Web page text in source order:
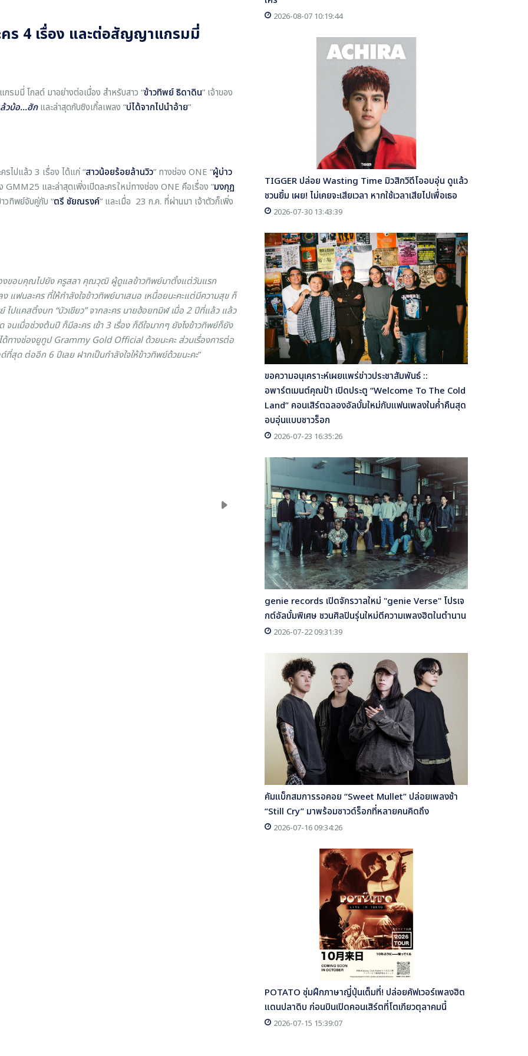
ร 4 เรื่อง และต่อสัญญาแกรมมี่
รมมี่ โกลด์ มาอย่างต่อเนื่อง สำหรับสาว “ข้าวทิพย์ ธิดาดิน” เจ้าของ
วบ้อ...ฮักและล่าสุดกับซิงเกิ้ลเพลง “บ่ได้จากไปนำอ้าย”
ไปแล้ว 3 เรื่อง ได้แก่ “สาวน้อยร้อยล้านวิว” ทางช่อง ONE “ผู้บ่าว
GMM25 และล่าสุดเพิ่งเปิดละครใหม่ทางช่อง ONE คือเรื่อง “มงกุฏ
วทิพย์จับคู่กับ “ตรี ชัยณรงค์” และเมื่อ 23 ก.ค. ที่ผ่านมา เจ้าตัวก็เพิ่ง
งขอบคุณไปยัง ครูสลา คุณวุฒิ ผู้ดูแลข้าวทิพย์มาตั้งแต่วันแรก
นละคร ที่ให้กำลังใจข้าวทิพย์มาเสมอ เหนื่อยนะคะแต่มีความสุข ก็
ไปแคสติ้งบท “บัวเขียว” จากละคร นายฮ้อยทมิฬ เมื่อ 2 ปีที่แล้ว แล้ว
เมื่อช่วงต้นปี ก็มีละคร เข้า 3 เรื่อง ก็ดีใจมากๆ ยังไงข้าวทิพย์ก็ยัง
ด้ทางช่องยูทูป Grammy Gold Official ด้วยนะคะ ส่วนเรื่องการต่อ
ด ต่ออีก 6 ปีเลย ฝากเป็นกำลังใจให้ข้าวทิพย์ด้วยนะคะ”
2026-08-07 10:19:44
TIGGER ปล่อย Wasting Time มิวสิกวิดีโออบอุ่น ดูแล้ว
ชวนยิ้ม เผย! ไม่เคยจะเสียเวลา หากใช้เวลาเสียไปเพื่อเธอ
2026-07-30 13:43:39
ขอความอนุเคราะห์เผยแพร่ข่าวประชาสัมพันธ์ ::
อพาร์ตเมนต์คุณป้า เปิดประตู “Welcome To The Cold
Land” คอนเสิร์ตฉลองอัลบั้มใหม่กับแฟนเพลงในค่ำคืนสุด
อบอุ่นแบบชาวร็อก
2026-07-23 16:35:26
genie records เปิดจักรวาลใหม่ "genie Verse" โปรเจ
กต์อัลบั้มพิเศษ ชวนศิลปินรุ่นใหม่ตีความเพลงฮิตในตำนาน
2026-07-22 09:31:39
คัมแบ็กสมการรอคอย “Sweet Mullet” ปล่อยเพลงช้า
“Still Cry” มาพร้อมซาวด์ร็อกที่หลายคนคิดถึง
2026-07-16 09:34:26
POTATO ซุ่มฝึกภาษาญี่ปุ่นเต็มที่! ปล่อยคัฟเวอร์เพลงฮิต
แดนปลาดิบ ก่อนบินเปิดคอนเสิร์ตที่โตเกียวตุลาคมนี้
2026-07-15 15:39:07